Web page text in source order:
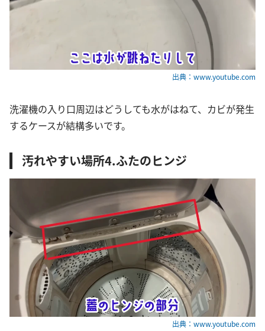
出典：www.youtube.com
洗濯機の入り口周辺はどうしても水がはねて、カビが発生
するケースが結構多いです。
汚れやすい場所4.ふたのヒンジ
出典：www.youtube.com